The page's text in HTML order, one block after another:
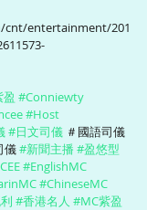
entertainment/201
#Conniewty
#Host
#日文司儀 ＃國語司儀
儀 #新聞主播 #盈悠型
#EnglishMC
#ChineseMC
#香港名人 #MC紫盈